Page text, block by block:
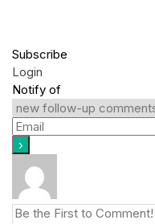
Subscribe
Login
Notify of